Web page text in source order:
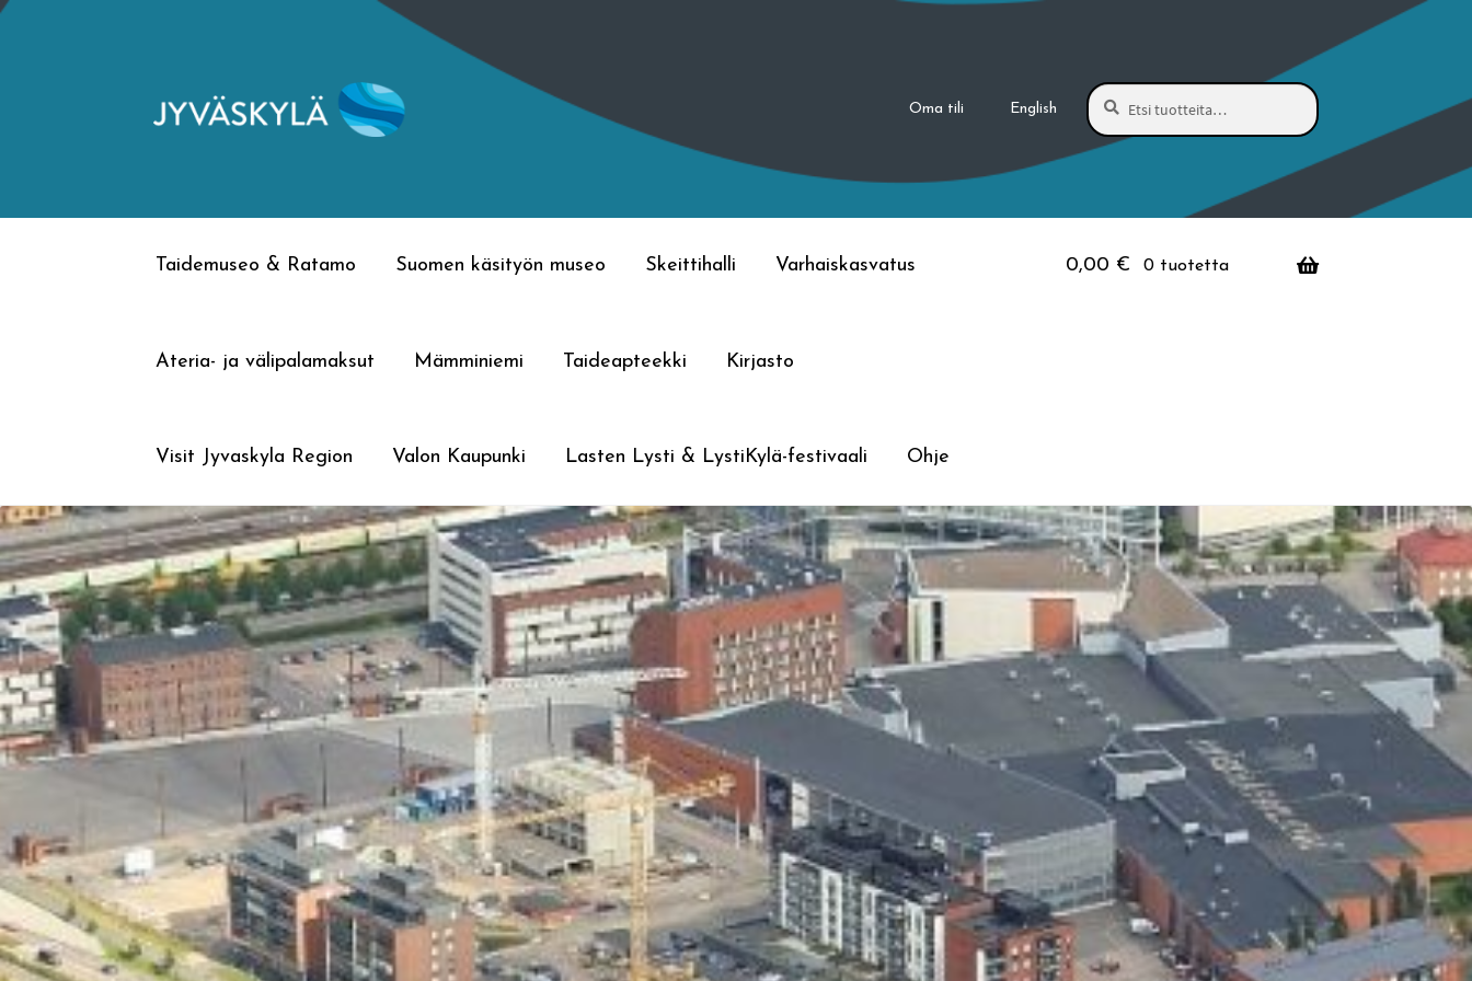
Siirry
Siirry
Oma tili English
Etsi:
Haku
Taidemuseo & Ratamo Suomen käsityön museo Skeittihalli Varhaiskasvatus
Ateria- ja välipalamaksut Mämminiemi Taideapteekki Kirjasto
Visit Jyvaskyla Region Valon Kaupunki Lasten Lysti & LystiKylä-festivaali Ohje
0,00 € 0 tuotetta